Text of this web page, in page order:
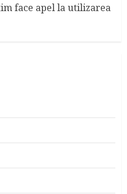
face apel la utilizarea